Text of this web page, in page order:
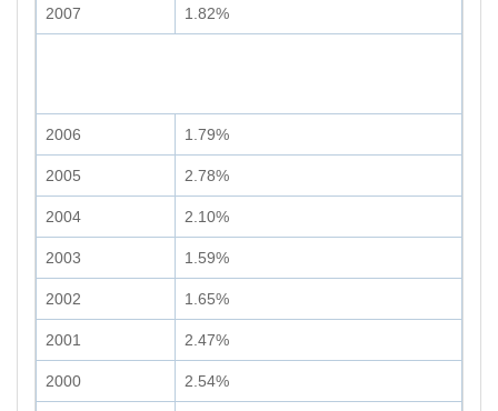
2007 1.82%
2006 1.79%
2005 2.78%
2004 2.10%
2003 1.59%
2002 1.65%
2001 2.47%
2000 2.54%